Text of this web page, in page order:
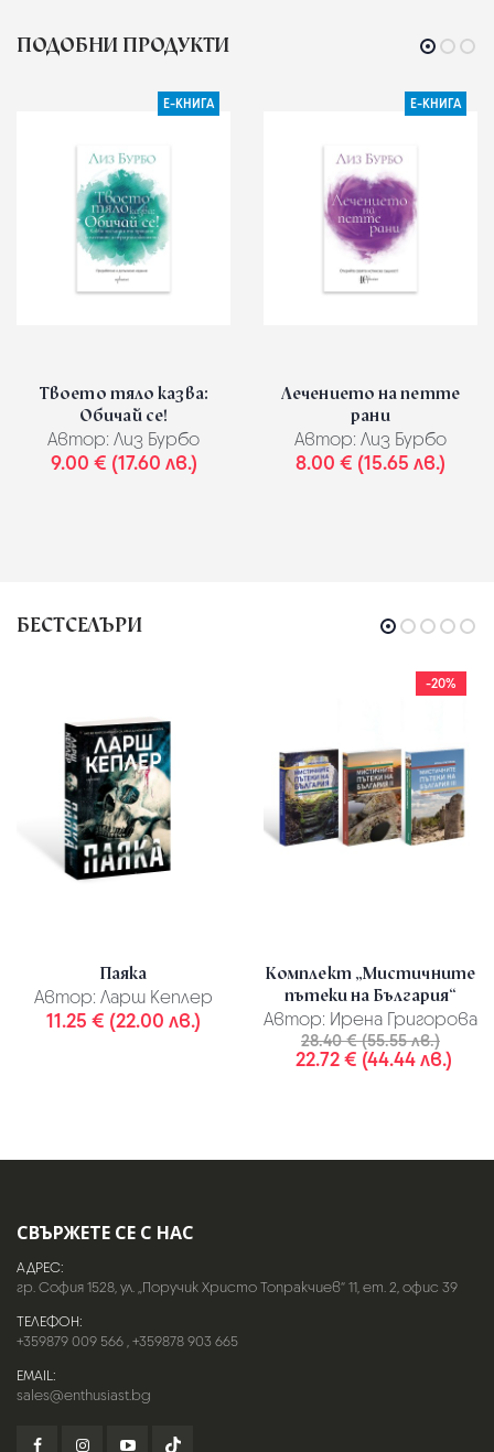
ПОДОБНИ ПРОДУКТИ
Е-КНИГА
Твоето тяло казва:
Обичай се!
Автор: Лиз Бурбо
9.00 € (17.60 лв.)
Е-КНИГА
Лечението на петте
рани
Автор: Лиз Бурбо
8.00 € (15.65 лв.)
БЕСТСЕЛЪРИ
Паяка
Автор: Ларш Кеплер
11.25 € (22.00 лв.)
-20%
Комплект „Мистичните
пътеки на България“
Автор: Ирена Григорова
28.40 € (55.55 лв.)
22.72 € (44.44 лв.)
СВЪРЖЕТЕ СЕ С НАС
АДРЕС:
гр. София 1528, ул. „Поручик Христо Топракчиев“ 11, ет. 2, офис 39
ТЕЛЕФОН:
+359879 009 566,+359878 903 665
EMAIL:
sales@enthusiast.bg